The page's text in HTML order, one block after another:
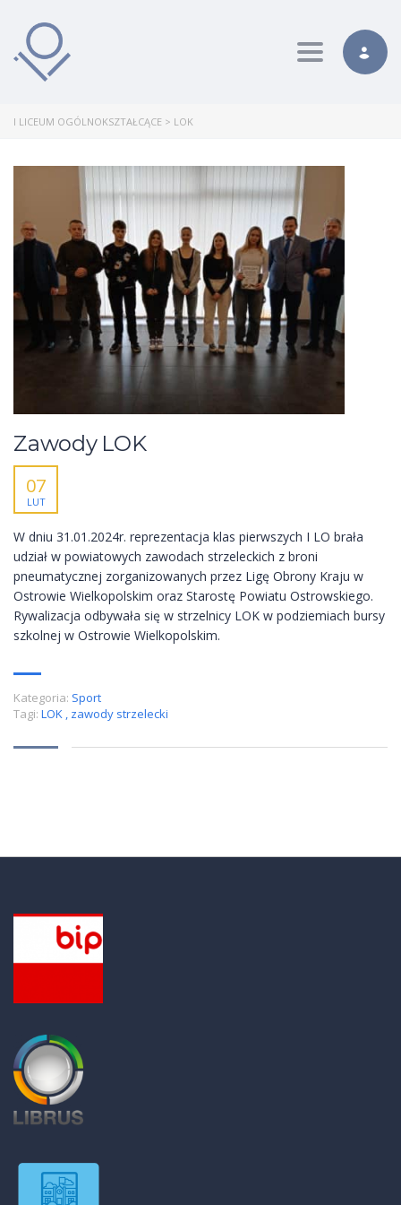
Toggle
I LICEUM OGÓLNOKSZTAŁCĄCE > LOK
Zawody LOK
07
LUT
W dniu 31.01.2024r. reprezentacja klas pierwszych I LO brała
udział w powiatowych zawodach strzeleckich z broni
pneumatycznej zorganizowanych przez Ligę Obrony Kraju w
Ostrowie Wielkopolskim oraz Starostę Powiatu Ostrowskiego.
Rywalizacja odbywała się w strzelnicy LOK w podziemiach bursy
szkolnej w Ostrowie Wielkopolskim.
Kategoria: Sport
Tagi: LOK , zawody strzelecki